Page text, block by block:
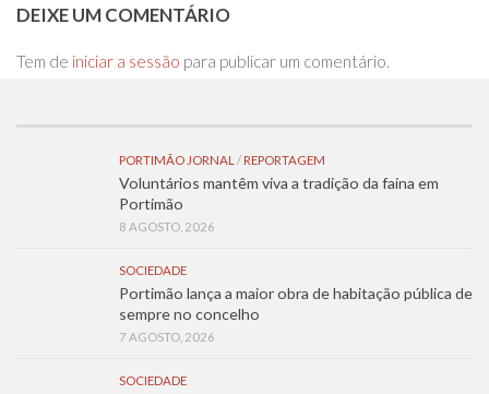
DEIXE UM COMENTÁRIO
Tem de iniciar a sessão para publicar um comentário.
PORTIMÃO JORNAL / REPORTAGEM
Voluntários mantêm viva a tradição da faina em
Portimão
8 AGOSTO, 2026
SOCIEDADE
Portimão lança a maior obra de habitação pública de
sempre no concelho
7 AGOSTO, 2026
SOCIEDADE